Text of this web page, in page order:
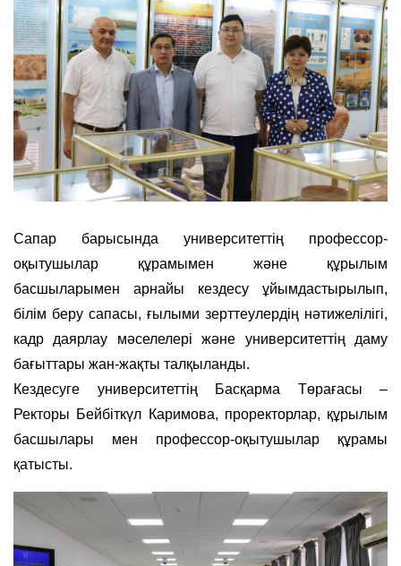
Сапар барысында университеттің профессор-
оқытушылар құрамымен және құрылым
басшыларымен арнайы кездесу ұйымдастырылып,
білім беру сапасы, ғылыми зерттеулердің нәтижелілігі,
кадр даярлау мәселелері және университеттің даму
бағыттары жан-жақты талқыланды.
Кездесуге университеттің Басқарма Төрағасы –
Ректоры Бейбіткүл Каримова, проректорлар, құрылым
басшылары мен профессор-оқытушылар құрамы
қатысты.